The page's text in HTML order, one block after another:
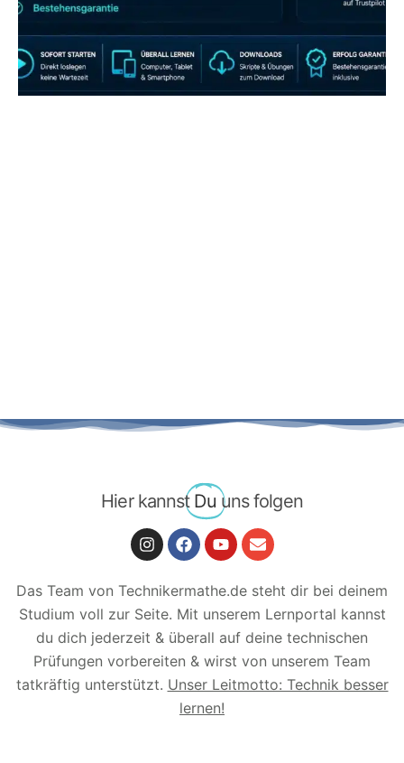
LERNEN
Hier kannst Du uns folgen
Das Team von Technikermathe.de steht dir bei deinem
Studium voll zur Seite. Mit unserem Lernportal kannst
du dich jederzeit & überall auf deine technischen
Prüfungen vorbereiten & wirst von unserem Team
tatkräftig unterstützt. Unser Leitmotto: Technik besser
lernen!